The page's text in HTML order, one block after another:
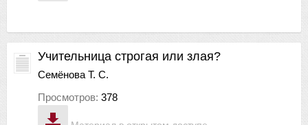
Учительница строгая или злая?
Семёнова Т. С.
Просмотров: 378